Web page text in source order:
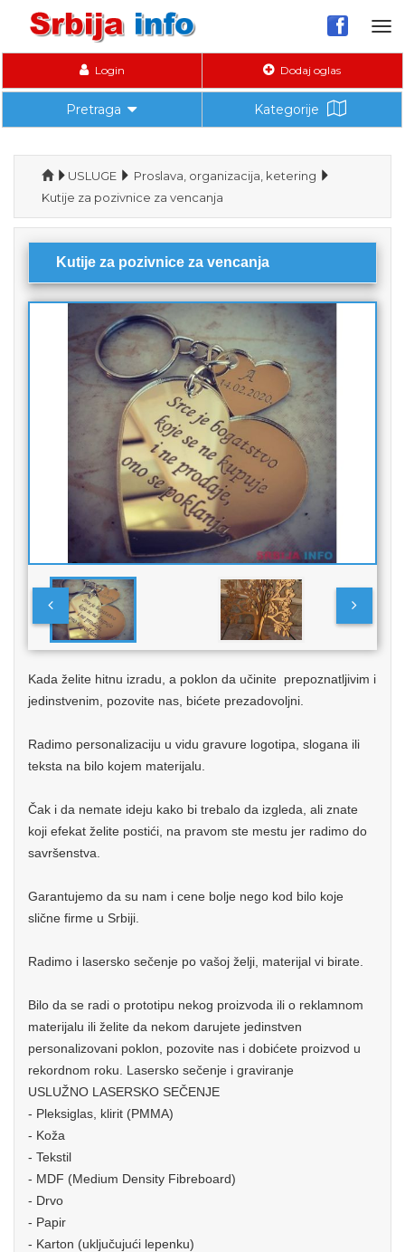
Login Dodaj oglas
Pretraga Kategorije
USLUGE
Proslava, organizacija, ketering
Kutije za pozivnice za vencanja
Kutije za pozivnice za vencanja
Kada želite hitnu izradu, a poklon da učinite prepoznatljivim i
jedinstvenim, pozovite nas, bićete prezadovoljni.
Radimo personalizaciju u vidu gravure logotipa, slogana ili
teksta na bilo kojem materijalu.
Čak i da nemate ideju kako bi trebalo da izgleda, ali znate
koji efekat želite postići, na pravom ste mestu jer radimo do
savršenstva.
Garantujemo da su nam i cene bolje nego kod bilo koje
slične firme u Srbiji.
Radimo i lasersko sečenje po vašoj želji, materijal vi birate.
Bilo da se radi o prototipu nekog proizvoda ili o reklamnom
materijalu ili želite da nekom darujete jedinstven
personalizovani poklon, pozovite nas i dobićete proizvod u
rekordnom roku. Lasersko sečenje i graviranje
USLUŽNO LASERSKO SEČENJE
- Pleksiglas, klirit (PMMA)
- Koža
- Tekstil
- MDF (Medium Density Fibreboard)
- Drvo
- Papir
- Karton (uključujući lepenku)